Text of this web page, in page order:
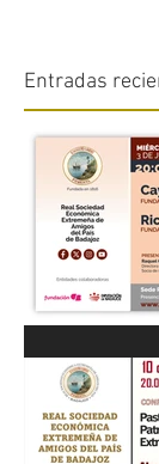
Entradas
CON...”
Sánchez